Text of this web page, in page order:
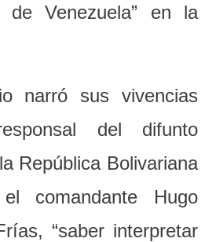
de Venezuela” en la
narró sus vivencias
del difunto
República Bolivariana
comandante Hugo
“saber interpretar